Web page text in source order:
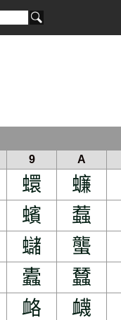
9 A
蠉 蠊
蠙 蠚
蠩 蠪
蠹 蠺
衉 衊